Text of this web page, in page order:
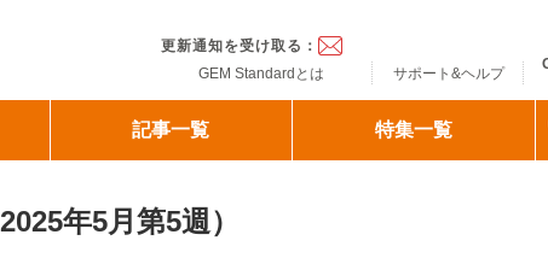
更新通知を受け取る：
GEM Standardとは
サポート&ヘルプ
記事一覧 特集一覧
年5月第5週）